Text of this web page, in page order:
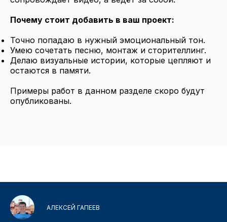
Почему стоит добавить в ваш проект:
Точно попадаю в нужный эмоциональный тон.
Умею сочетать песню, монтаж и сторителлинг.
Делаю визуальные истории, которые цепляют и
остаются в памяти.
Примеры работ в данном разделе скоро будут
опубликованы.
АЛЕКСЕЙ ГАПЕЕВ